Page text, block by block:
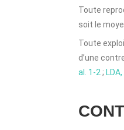
Toute
soit le
Toute
d’une
al. 1-2 ;